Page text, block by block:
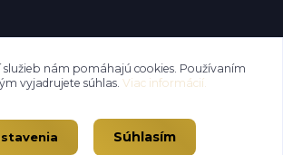
nám pomáhajú cookies. Používaním
vyjadrujete súhlas. Viac informácií.
Súhlasím